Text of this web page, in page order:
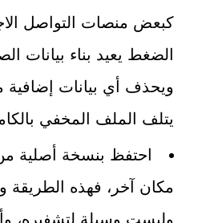
كبعض منصات التواصل
الضغط يعيد بناء بيانات
ويحذف أي بيانات إضافية
يتلف الملف المخفي
احتفظ بنسخة أصلية
مكان آخر، فهذه الطريقة
وليست وسيلة